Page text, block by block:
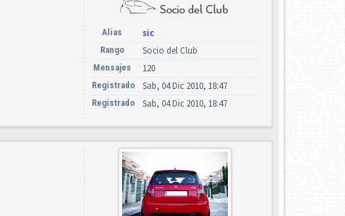
Alias sic
Rango Socio del Club
Mensajes 120
Registrado Sab, 04 Dic 2010, 18:47
Registrado Sab, 04 Dic 2010, 18:47